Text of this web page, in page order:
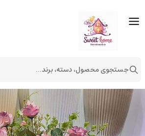
جستجوی محصول، دسته، برند...